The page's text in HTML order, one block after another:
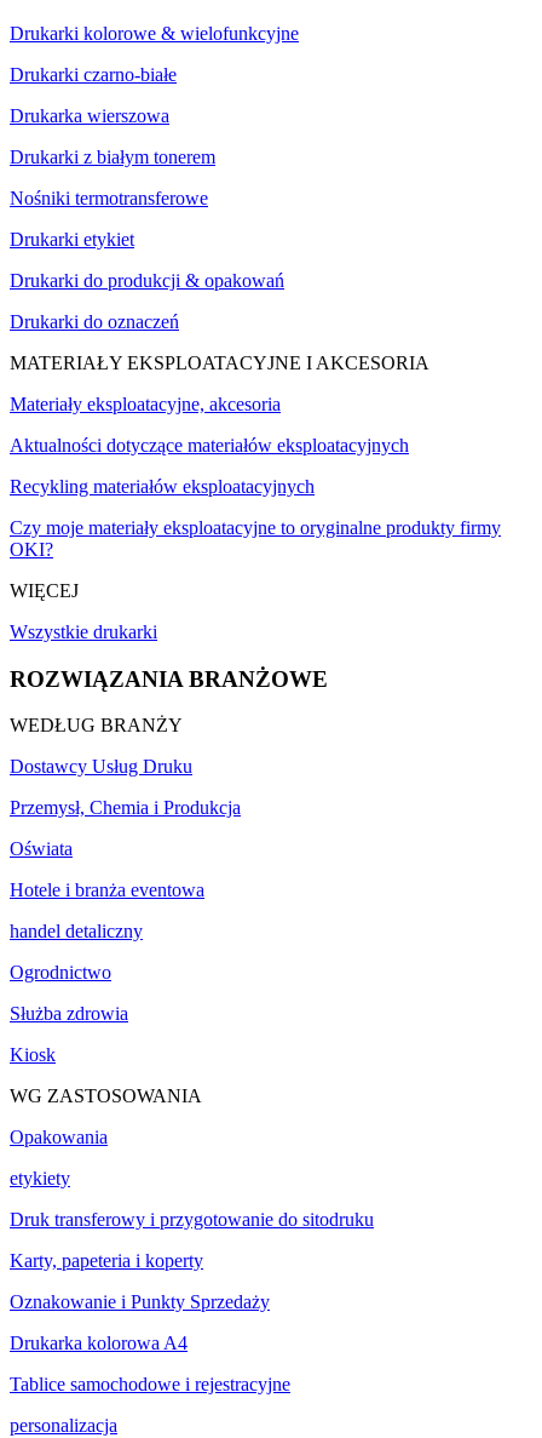
Drukarki kolorowe & wielofunkcyjne
Drukarki czarno-białe
Drukarka wierszowa
Drukarki z białym tonerem
Nośniki termotransferowe
Drukarki etykiet
Drukarki do produkcji & opakowań
Drukarki do oznaczeń
MATERIAŁY EKSPLOATACYJNE I AKCESORIA
Materiały eksploatacyjne, akcesoria
Aktualności dotyczące materiałów eksploatacyjnych
Recykling materiałów eksploatacyjnych
Czy moje materiały eksploatacyjne to oryginalne produkty firmy
OKI?
WIĘCEJ
Wszystkie drukarki
ROZWIĄZANIA BRANŻOWE
WEDŁUG BRANŻY
Dostawcy Usług Druku
Przemysł, Chemia i Produkcja
Oświata
Hotele i branża eventowa
handel detaliczny
Ogrodnictwo
Służba zdrowia
Kiosk
WG ZASTOSOWANIA
Opakowania
etykiety
Druk transferowy i przygotowanie do sitodruku
Karty, papeteria i koperty
Oznakowanie i Punkty Sprzedaży
Drukarka kolorowa A4
Tablice samochodowe i rejestracyjne
personalizacja